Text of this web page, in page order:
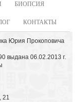
БИОПСИЯ
КОНТАКТЫ
Юрия Прокоповича
выдана 06.02.2013 г.
21